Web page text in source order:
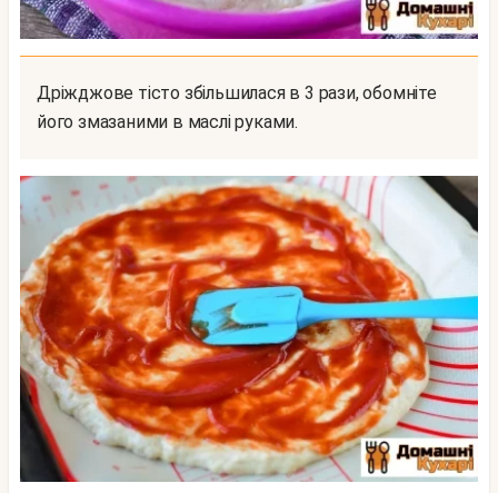
Дріжджове тісто збільшилася в 3 рази, обомніте
його змазаними в маслі руками.